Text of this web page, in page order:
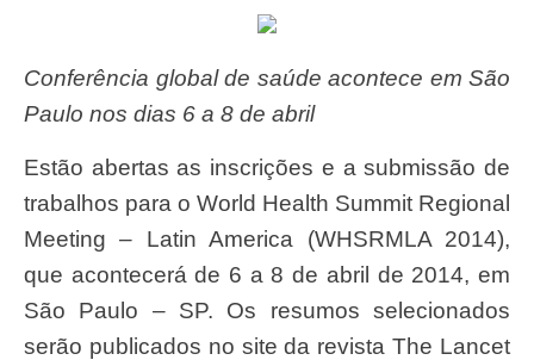
Conferência global de saúde acontece em São
Paulo nos dias 6 a 8 de abril
Estão abertas as inscrições e a submissão de
trabalhos para o World Health Summit Regional
Meeting – Latin America (WHSRMLA 2014),
que acontecerá de 6 a 8 de abril de 2014, em
São Paulo – SP. Os resumos selecionados
serão publicados no site da revista The Lancet